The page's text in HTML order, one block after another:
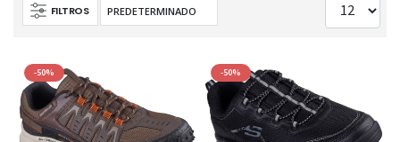
FILTROS
-50% -50%